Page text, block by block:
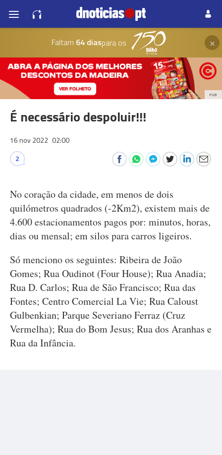
Faltam 64 diaspara os ×
PUB
É necessário despoluir!!!
16 nov 2022 02:00
2
No coração da cidade, em menos de dois
quilómetros quadrados (-2Km2), existem mais de
4.600 estacionamentos pagos por: minutos, horas,
dias ou mensal; em silos para carros ligeiros.
Só menciono os seguintes: Ribeira de João
Gomes; Rua Oudinot (Four House); Rua Anadia;
Rua D. Carlos; Rua de São Francisco; Rua das
Fontes; Centro Comercial La Vie; Rua Caloust
Gulbenkian; Parque Severiano Ferraz (Cruz
Vermelha); Rua do Bom Jesus; Rua dos Aranhas e
Rua da Infância.